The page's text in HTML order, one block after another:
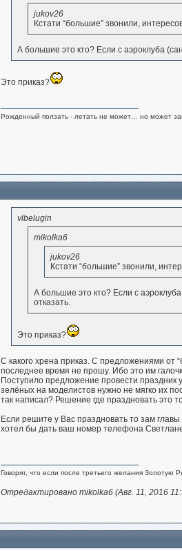
jukov26
Кстати “большие” звонили,
А большие это кто? Если с аэроклуба
Это приказ?
Рожденный ползать - летать не может… но может
vlbelugin
mikolka6
jukov26
Кстати “большие” звонили,
А большие это кто? Если с
отказать.
Это приказ?
С какого хрена приказ. С предложениями от
последнее время не прошу. Ибо это им
Поступило предложение провести
зелёных на моделистов нужно не мягко их
так написал? Решение где праздновать это
Если решите у Вас праздновать то зам
хотел бы дать ваш номер телефона
Говорят, что если после третьего желания Золотую
Отредактировано mikolka6 (Авг. 11, 2016